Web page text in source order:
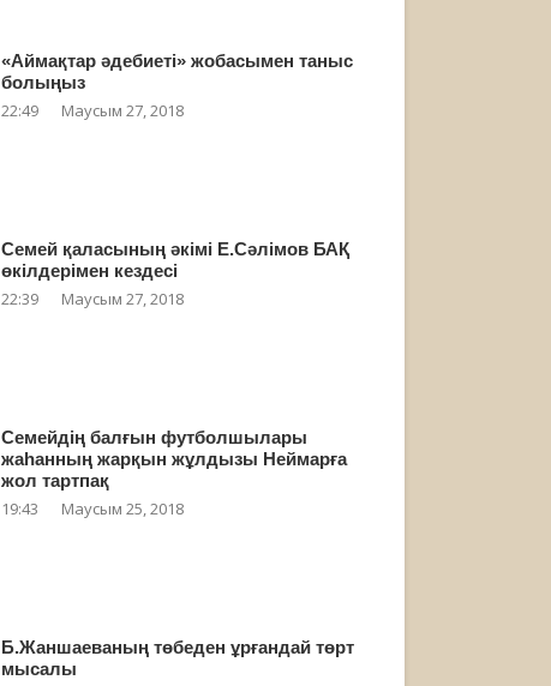
«Аймақтар әдебиеті» жобасымен таныс
болыңыз
22:49 Маусым 27, 2018
Семей қаласының әкімі Е.Сәлімов БАҚ
өкілдерімен кездесі
22:39 Маусым 27, 2018
Семейдің балғын футболшылары
жаһанның жарқын жұлдызы Неймарға
жол тартпақ
19:43 Маусым 25, 2018
Б.Жаншаеваның төбеден ұрғандай төрт
мысалы